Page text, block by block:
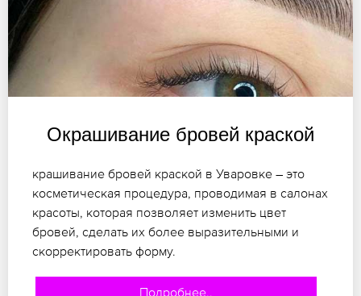
Окрашивание бровей краской
крашивание бровей краской в Уваровке – это
косметическая процедура, проводимая в салонах
красоты, которая позволяет изменить цвет
бровей, сделать их более выразительными и
скорректировать форму.
Подробнее..